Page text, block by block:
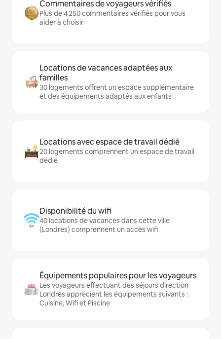
Commentaires de voyageurs vérifiés
Plus de 4 250 commentaires vérifiés pour vous
aider à choisir
Locations de vacances adaptées aux
familles
30 logements offrent un espace supplémentaire
et des équipements adaptés aux enfants
Locations avec espace de travail dédié
20 logements comprennent un espace de travail
dédié
Disponibilité du wifi
40 locations de vacances dans cette ville
(Londres) comprennent un accès wifi
Équipements populaires pour les voyageurs
Les voyageurs effectuant des séjours direction
Londres apprécient les équipements suivants :
Cuisine, Wifi et Piscine